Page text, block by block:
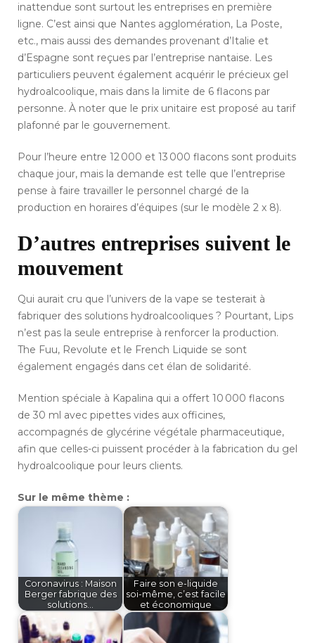
inattendue sont surtout les entreprises en première
ligne. C’est ainsi que Nantes agglomération, La Poste,
etc., mais aussi des demandes provenant d’Italie et
d’Espagne sont reçues par l’entreprise nantaise. Les
particuliers peuvent également acquérir le précieux gel
hydroalcoolique, mais dans la limite de 6 flacons par
personne. À noter que le prix unitaire est proposé au tarif
plafonné par le gouvernement.
Pour l’heure entre 12 000 et 13 000 flacons sont produits
chaque jour, mais la demande est telle que l’entreprise
pense à faire travailler le personnel chargé de la
production en horaires d’équipes (sur le modèle 2 x 8).
D’autres entreprises suivent le
mouvement
Qui aurait cru que l’univers de la vape se testerait à
fabriquer des solutions hydroalcooliques ? Pourtant, Lips
n’est pas la seule entreprise à renforcer la production.
The Fuu, Revolute et le French Liquide se sont
également engagés dans cet élan de solidarité.
Mention spéciale à Kapalina qui a offert 10 000 flacons
de 30 ml avec pipettes vides aux officines,
accompagnés de glycérine végétale pharmaceutique,
afin que celles-ci puissent procéder à la fabrication du gel
hydroalcoolique pour leurs clients.
Sur le même thème :
Coronavirus : Maison
Berger fabrique des
solutions…
Faire son e-liquide
soi-même, c’est facile
et économique